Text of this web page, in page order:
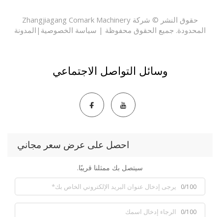
حقوق النشر © شركة Zhangjiagang Comark Machinery
جميع الحقوق محفوظة |سياسة الخصوصية|المدونة
وسائل التواصل الاجتماعي
احصل على عرض سعر مجاني
سيتصل بك ممثلنا قريبًا.